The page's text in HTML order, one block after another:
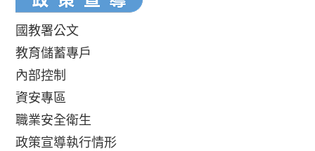
國教署公文
教育儲蓄專戶
內部控制
資安專區
職業安全衛生
政策宣導執行情形